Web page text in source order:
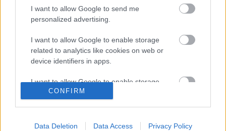
I want to allow Google to send me
personalized advertising.
I want to allow Google to enable storage
related to analytics like cookies on web or
device identifiers in apps.
I want to allow Google to enable storage
related to functionality of the website or app.
related to personalization.
CONFIRM
Data Deletion Data Access Privacy Policy
Készülőben a nagy meztelen album
Nézd meg a 48-as szabadságharc hőseiről készült
Hírlevél feliratkozás